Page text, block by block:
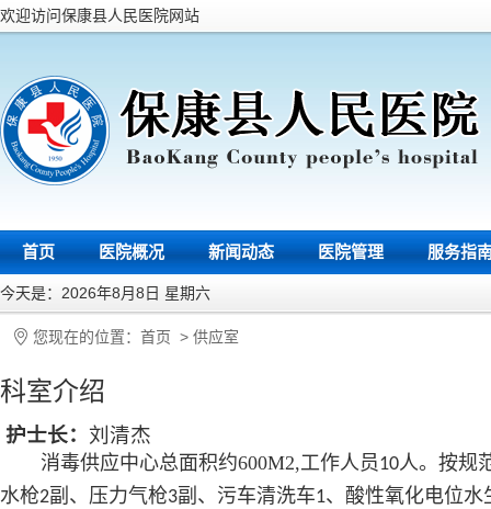
欢迎访问保康县人民医院网站
首页 医院概况 新闻动态 医院管理 服务指
今天是：2026年8月8日 星期六
您现在的位置： 首页 > 供应室
科室介绍
护士长： 刘清杰
消毒供应中心总面积约600M2,工作人员10人。按规
水枪2副、压力气枪3副、污车清洗车1、酸性氧化电位水